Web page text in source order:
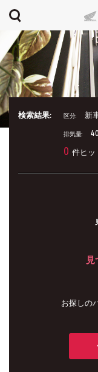
検索結果: 区分: 新
排気量:
0 件ヒッ
見
お探しの